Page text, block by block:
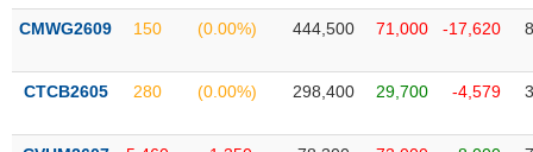
CMWG2609 150 (0.00%) 444,500 71,000 -17,620
CTCB2605 280 (0.00%) 298,400 29,700 -4,579
THIẾT
YẾU